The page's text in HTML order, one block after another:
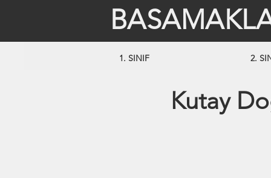
1. SINIF 2.
Kutay